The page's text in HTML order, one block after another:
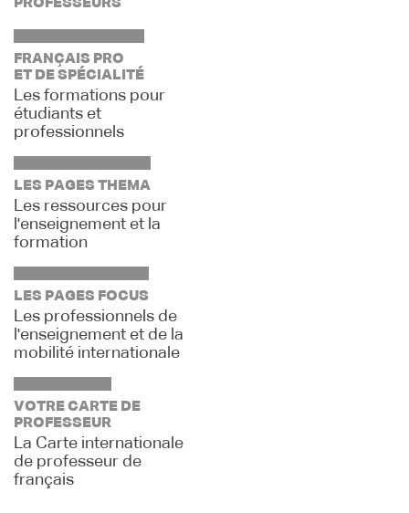
PROFESSEURS
FRANÇAIS PRO
ET DE SPÉCIALITÉ
Les formations pour
étudiants et
professionnels
LES PAGES THEMA
Les ressources pour
l'enseignement et la
formation
LES PAGES FOCUS
Les professionnels de
l'enseignement et de la
mobilité internationale
VOTRE CARTE DE
PROFESSEUR
La Carte internationale
de professeur de
français